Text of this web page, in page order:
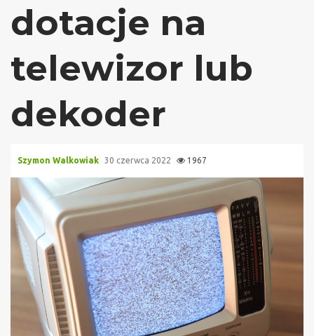
dotacje na
telewizor lub
dekoder
Szymon Walkowiak 30 czerwca 2022 1967